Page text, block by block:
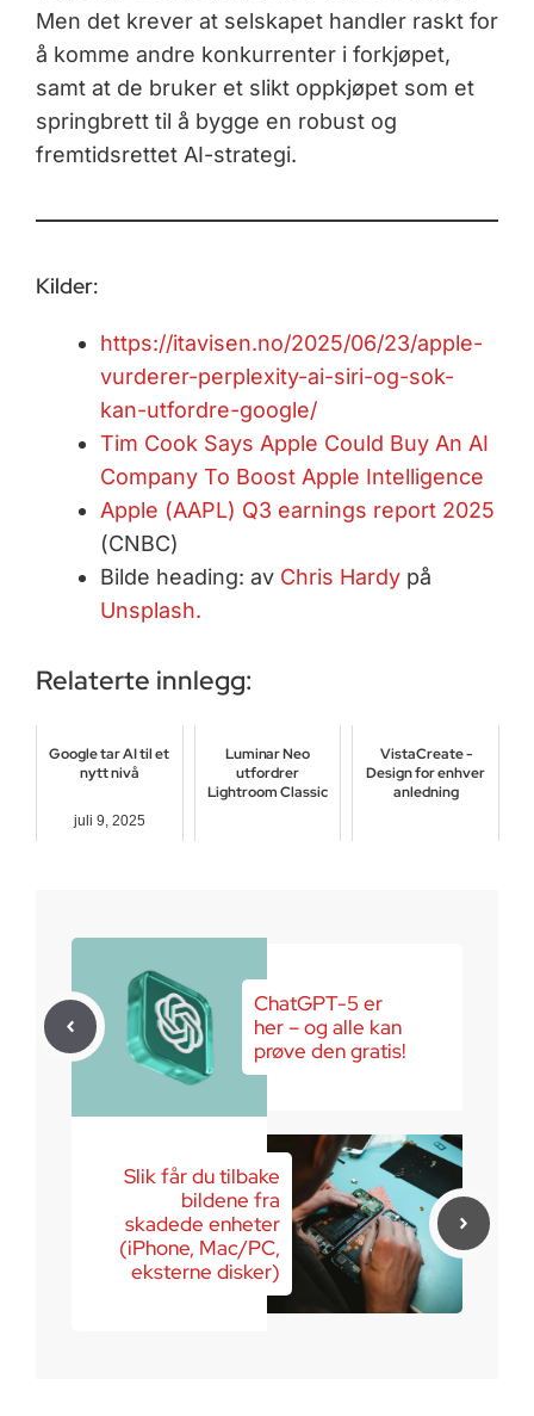
Men det krever at selskapet handler raskt for
å komme andre konkurrenter i forkjøpet,
samt at de bruker et slikt oppkjøpet som et
springbrett til å bygge en robust og
fremtidsrettet AI-strategi.
Kilder:
https://itavisen.no/2025/06/23/apple-
vurderer-perplexity-ai-siri-og-sok-
kan-utfordre-google/
Tim Cook Says Apple Could Buy An AI
Company To Boost Apple Intelligence
Apple (AAPL) Q3 earnings report 2025
(CNBC)
Bilde heading: av Chris Hardypå
Unsplash.
Relaterte innlegg:
Google tar AI til et
nytt nivå
juli 9, 2025
Luminar Neo
utfordrer
Lightroom Classic
VistaCreate -
Design for enhver
anledning
ChatGPT-5 er
her – og alle kan
prøve den gratis!
Slik får du tilbake
bildene fra
skadede enheter
(iPhone, Mac/PC,
eksterne disker)